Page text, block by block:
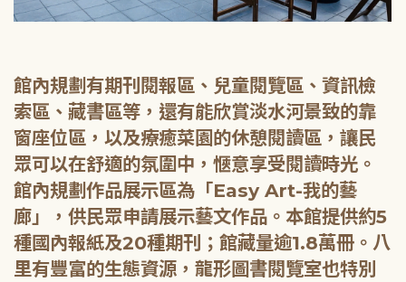
館內規劃有期刊閱報區、兒童閱覽區、資訊檢
索區、藏書區等，還有能欣賞淡水河景致的靠
窗座位區，以及療癒菜園的休憩閱讀區，讓民
眾可以在舒適的氛圍中，愜意享受閱讀時光。
館內規劃作品展示區為「Easy Art-我的藝
廊」，供民眾申請展示藝文作品。本館提供約5
種國內報紙及20種期刊；館藏量逾1.8萬冊。八
里有豐富的生態資源，龍形圖書閱覽室也特別